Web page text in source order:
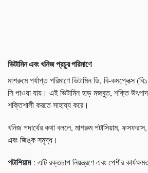
ভিটামিন এবং খনিজ প্রচুর পরিমাণে
মাশরুমে পর্যাপ্ত পরিমাণে ভিটামিন ডি, বি-কমপ্লেক্স
সি পাওয়া যায়। এই ভিটামিন হাড় মজবুত, শক্তি
শক্তিশালী করতে সাহায্য করে।
খনিজ পদার্থের কথা বললে, মাশরুম পটাসিয়াম, ফসফরাস,
এবং জিঙ্ক সমৃদ্ধ।
পটাশিয়াম: এটি রক্তচাপ নিয়ন্ত্রণে এবং পেশীর